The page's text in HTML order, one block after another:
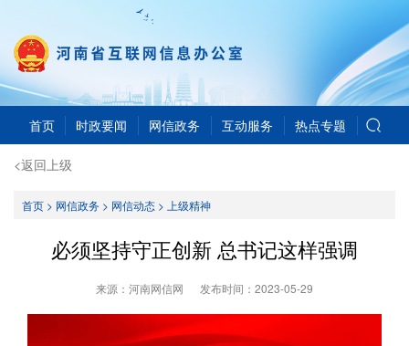
首页 时政要闻 网信政务 互动服务 热点专题
<返回上级
首页> 网信政务> 网信动态> 上级精神
必须坚持守正创新 总书记这样强调
来源：河南网信网 发布时间： 2023-05-29